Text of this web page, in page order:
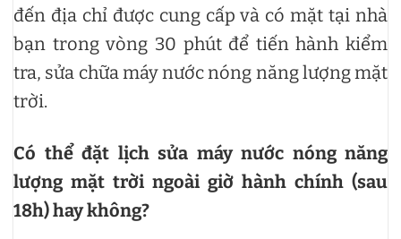
đến địa chỉ được cung cấp và có mặt tại nhà
bạn trong vòng 30 phút để tiến hành kiểm
tra, sửa chữa máy nước nóng năng lượng mặt
trời.
Có thể đặt lịch sửa máy nước nóng năng
lượng mặt trời ngoài giờ hành chính (sau
18h) hay không?